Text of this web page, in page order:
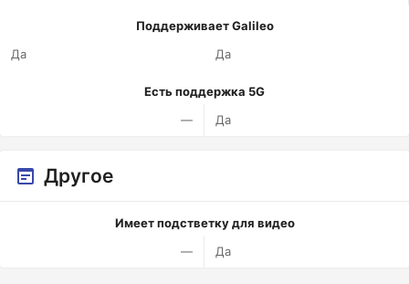
Поддерживает Galileo
Да
Да
Есть поддержка 5G
—
Да
Другое
Имеет подстветку для видео
—
Да